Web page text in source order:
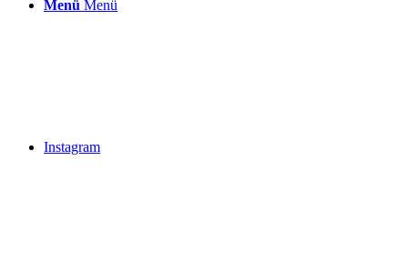
Instagram
Menü Menü